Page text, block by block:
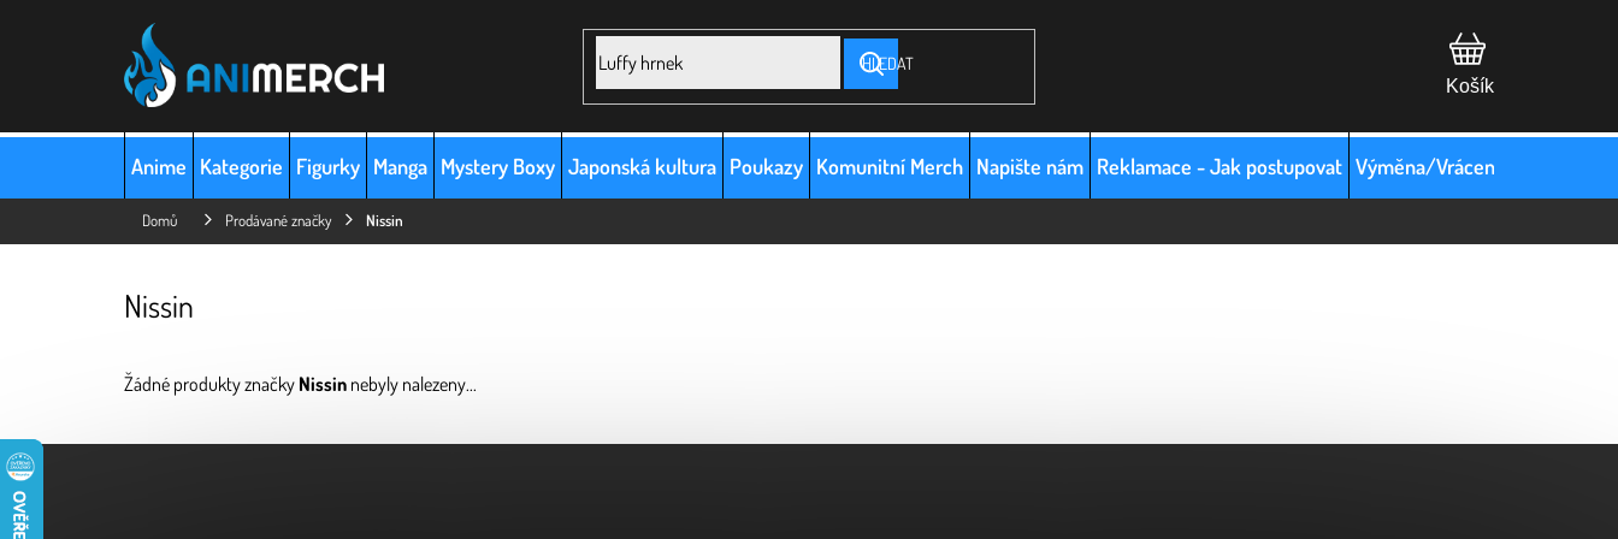
HLEDAT
Anime Kategorie Figurky Manga Mystery Boxy Japonská kultura Poukazy Komunitní Merch Napište nám Reklamace - Jak postupovat Výměna/Vrácení zboží
Domů Prodávané značky Nissin
Nissin
Žádné produkty značky Nissin nebyly nalezeny...
Z